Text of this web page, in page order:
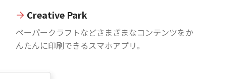
Creative Park
ペーパークラフトなどさまざまなコンテンツをか
んたんに印刷できるスマホアプリ。